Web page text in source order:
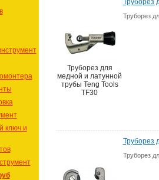
ключ и
Труборез для
медной и латунной
трубы Teng Tools
TF30
Труборез
Труборез
Труборез
Труборез